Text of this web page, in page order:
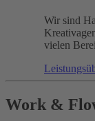
Wir sind
vielen
Work &